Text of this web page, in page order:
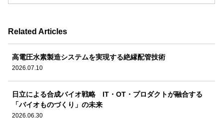
Related Articles
高電圧水素製造システムを実現する絶縁配管技術
2026.07.10
日立による合成バイオ戦略 IT・OT・プロダクトが融合する
「バイオものづくり」の未来
2026.06.30